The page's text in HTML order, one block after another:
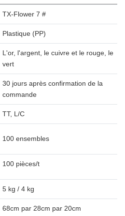
TX-Flower 7 #
Plastique (PP)
L'or, l'argent, le cuivre et le rouge, le
vert
30 jours après confirmation de la
commande
TT, L/C
100 ensembles
100 pièces/t
5 kg / 4 kg
68cm par 28cm par 20cm